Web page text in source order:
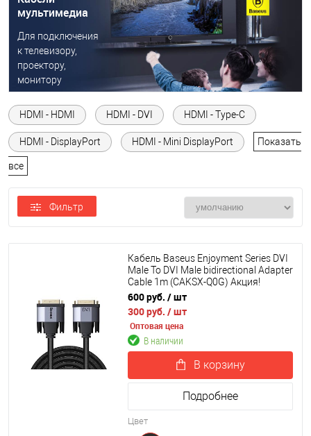
мультимедиа
Для подключения
к телевизору,
проектору,
монитору
HDMI - HDMI HDMI - DVI HDMI - Type-C
HDMI - DisplayPort HDMI - Mini DisplayPort Показать
все
Фильтр
Кабель Baseus Enjoyment Series DVI
Male To DVI Male bidirectional Adapter
Cable 1m (CAKSX-Q0G) Акция!
600 руб. / шт
300 руб. / шт
Оптовая цена
В наличии
В корзину
Подробнее
Цвет